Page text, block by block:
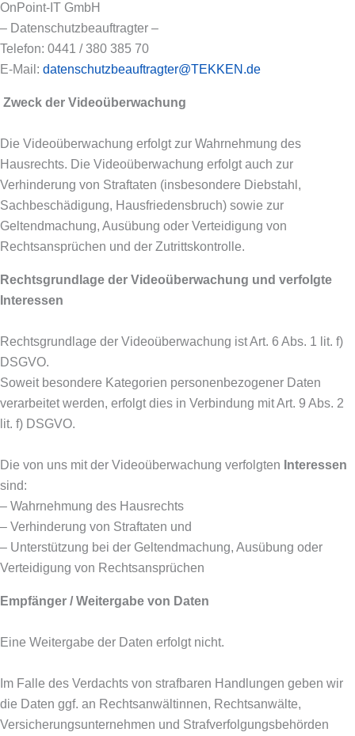
OnPoint-IT GmbH
– Datenschutzbeauftragter –
Telefon: 0441 / 380 385 70
E-Mail: datenschutzbeauftragter@TEKKEN.de
Zweck der Videoüberwachung
Die Videoüberwachung erfolgt zur Wahrnehmung des
Hausrechts. Die Videoüberwachung erfolgt auch zur
Verhinderung von Straftaten (insbesondere Diebstahl,
Sachbeschädigung, Hausfriedensbruch) sowie zur
Geltendmachung, Ausübung oder Verteidigung von
Rechtsansprüchen und der Zutrittskontrolle.
Rechtsgrundlage der Videoüberwachung und verfolgte
Interessen
Rechtsgrundlage der Videoüberwachung ist Art. 6 Abs. 1 lit. f)
DSGVO.
Soweit besondere Kategorien personenbezogener Daten
verarbeitet werden, erfolgt dies in Verbindung mit Art. 9 Abs. 2
lit. f) DSGVO.
Die von uns mit der Videoüberwachung verfolgten Interessen
sind:
– Wahrnehmung des Hausrechts
– Verhinderung von Straftaten und
– Unterstützung bei der Geltendmachung, Ausübung oder
Verteidigung von Rechtsansprüchen
Empfänger / Weitergabe von Daten
Eine Weitergabe der Daten erfolgt nicht.
Im Falle des Verdachts von strafbaren Handlungen geben wir
die Daten ggf. an Rechtsanwältinnen, Rechtsanwälte,
Versicherungsunternehmen und Strafverfolgungsbehörden